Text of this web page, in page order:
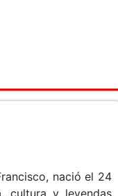
nació el 24
cultura y leyendas